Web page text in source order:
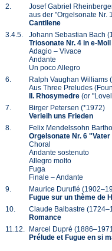
2.
Josef Gabriel
aus der "Orgelsonate Nr.
Cantilene
3.4.5.
Johann Sebastian Bach
Triosonate Nr. 4 in e-
Adagio – Vivace
Andante
Un poco Allegro
6.
Ralph Vaughan Williams
Aus Three Preludes
II. Rhosymedre (or
7.
Birger Petersen (*1972)
Verleih uns Frieden
8.
Felix Mendelssohn
Orgelsonate Nr. 6
Choral
Andante sostenuto
Allegro molto
Fuga
Finale – Andante
9.
Maurice Duruflé
Fugue sur un thème de
10.
Claude Balbastre
Romance
11.12.
Marcel Dupré
Prélude et Fugue en si